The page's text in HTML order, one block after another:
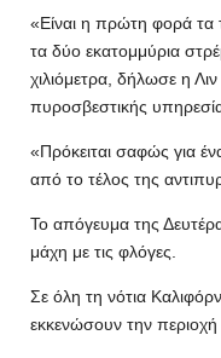
«Είναι η πρώτη φορά τα
τα δύο εκατομμύρια
χιλιόμετρα, δήλωσε η
πυροσβεστικής
«Πρόκειται σαφώς για
από το τέλος της
Το απόγευμα της
μάχη με τις φλόγες.
Σε όλη τη νότια
εκκενώσουν την περιοχή